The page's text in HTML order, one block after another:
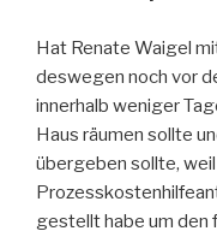
Hat Renate Waigel
deswegen noch vor
innerhalb weniger
Haus räumen sollte
übergeben sollte, weil
gestellt habe um den